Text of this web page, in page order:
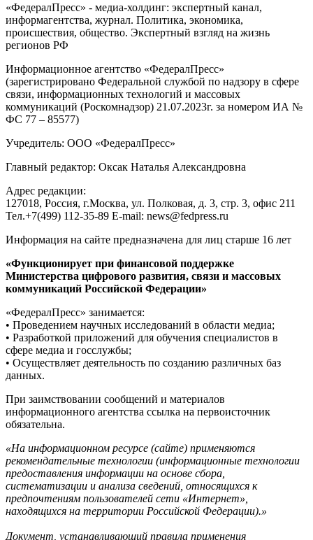
«ФедералПресс» - медиа-холдинг: экспертный канал,
информагентства, журнал. Политика, экономика,
происшествия, общество. Экспертный взгляд на жизнь
регионов РФ
Информационное агентство «ФедералПресс»
(зарегистрировано Федеральной службой по надзору в сфере
связи, информационных технологий и массовых
коммуникаций (Роскомнадзор) 21.07.2023г. за номером ИА №
ФС 77 – 85577)
Учредитель: ООО «ФедералПресс»
Главный редактор: Оксак Наталья Александровна
Адрес редакции:
127018, Россия, г.Москва, ул. Полковая, д. 3, стр. 3, офис 211
Тел.+7(499) 112-35-89 E-mail: news@fedpress.ru
Информация на сайте предназначена для лиц старше 16 лет
«Функционирует при финансовой поддержке
Министерства цифрового развития, связи и массовых
коммуникаций Российской Федерации»
«ФедералПресс» занимается:
• Проведением научных исследований в области медиа;
• Разработкой приложений для обучения специалистов в
сфере медиа и госслужбы;
• Осуществляет деятельность по созданию различных баз
данных.
При заимствовании сообщений и материалов
информационного агентства ссылка на первоисточник
обязательна.
«На информационном ресурсе (сайте) применяются
рекомендательные технологии (информационные технологии
предоставления информации на основе сбора,
систематизации и анализа сведений, относящихся к
предпочтениям пользователей сети «Интернет»,
находящихся на территории Российской Федерации).»
Документ, устанавливающий правила применения